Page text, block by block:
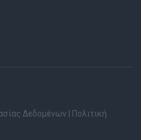
Δεδομένων
Πολιτική